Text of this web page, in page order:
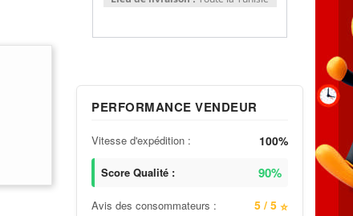
PERFORMANCE VENDEUR
Vitesse d'expédition : 100%
Score Qualité : 90%
Avis des consommateurs : 5 / 5 ⭐